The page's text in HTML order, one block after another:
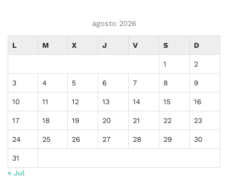
agosto 2026
L M X J V S D
1 2
3 4 5 6 7 8 9
10 11 12 13 14 15 16
17 18 19 20 21 22 23
24 25 26 27 28 29 30
31
« Jul